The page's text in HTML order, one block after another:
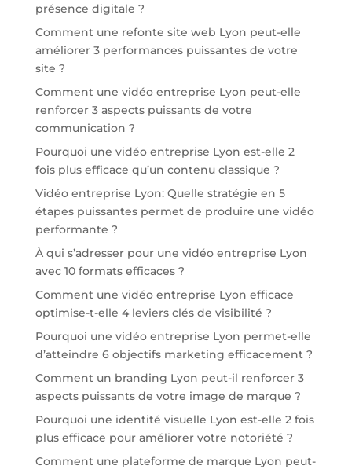
présence digitale ?
Comment une refonte site web Lyon peut-elle
améliorer 3 performances puissantes de votre
site ?
Comment une vidéo entreprise Lyon peut-elle
renforcer 3 aspects puissants de votre
communication ?
Pourquoi une vidéo entreprise Lyon est-elle 2
fois plus efficace qu’un contenu classique ?
Vidéo entreprise Lyon: Quelle stratégie en 5
étapes puissantes permet de produire une vidéo
performante ?
À qui s’adresser pour une vidéo entreprise Lyon
avec 10 formats efficaces ?
Comment une vidéo entreprise Lyon efficace
optimise-t-elle 4 leviers clés de visibilité ?
Pourquoi une vidéo entreprise Lyon permet-elle
d’atteindre 6 objectifs marketing efficacement ?
Comment un branding Lyon peut-il renforcer 3
aspects puissants de votre image de marque ?
Pourquoi une identité visuelle Lyon est-elle 2 fois
plus efficace pour améliorer votre notoriété ?
Comment une plateforme de marque Lyon peut-